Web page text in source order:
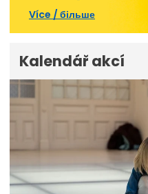
Více / більше
Kalendář akcí